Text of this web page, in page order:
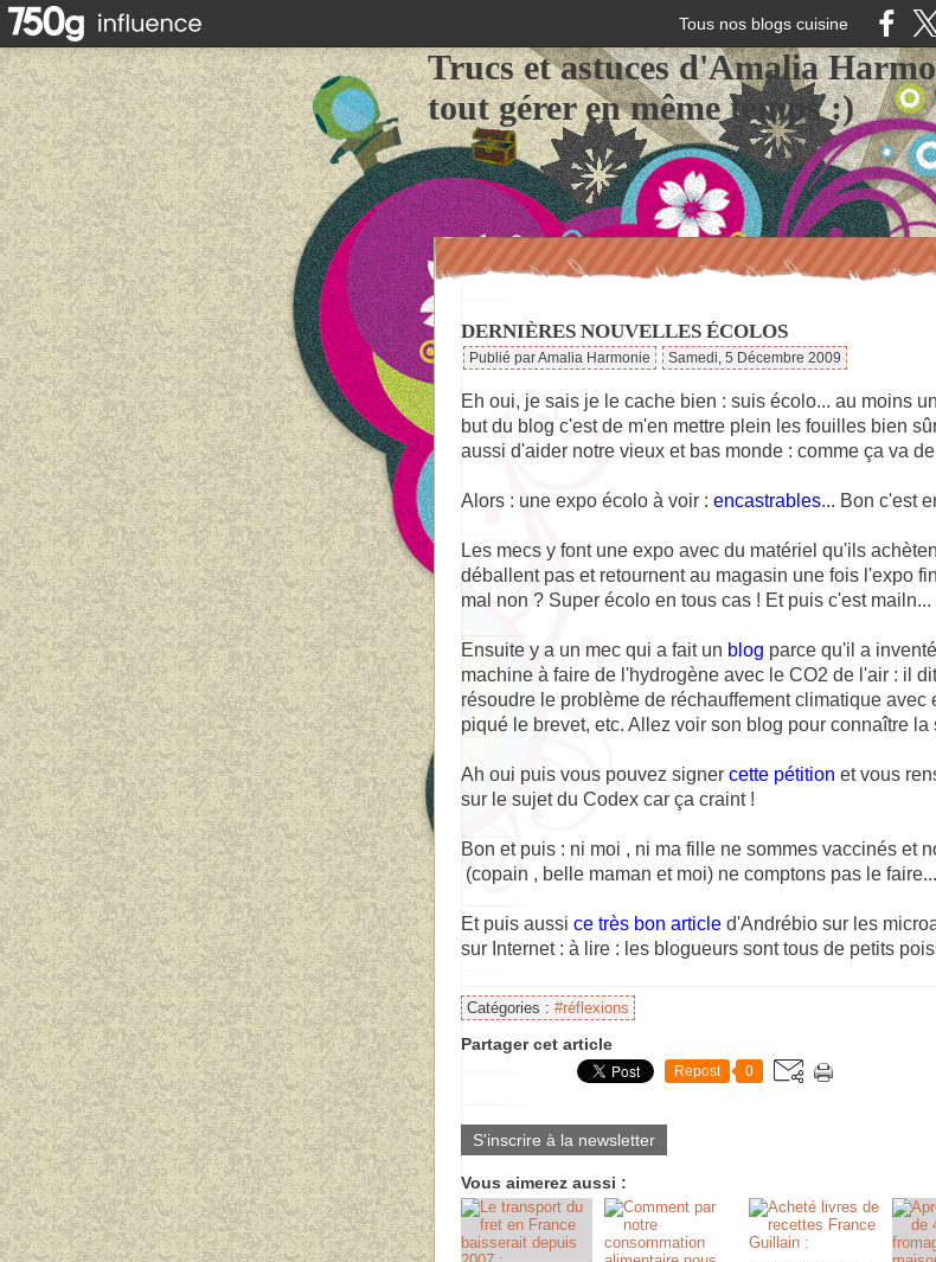
Tous nos blogs cuisine
Trucs et astuces d'Amalia
tout gérer en même temps :)
DERNIÈRES NOUVELLES ÉCOLOS
Publié par Amalia Harmonie Samedi, 5 Décembre 2009
Eh oui, je sais je le cache bien : suis écolo... au moins
but du blog c'est de m'en mettre plein les fouilles bien
aussi d'aider notre vieux et bas monde : comme ça va de
Alors : une expo écolo à voir : encastrables... Bon c'est
Les mecs y font une expo avec du matériel qu'ils
déballent pas et retournent au magasin une fois l'expo
mal non ? Super écolo en tous cas ! Et puis c'est mailn...
Ensuite y a un mec qui a fait un blog parce qu'il a
machine à faire de l'hydrogène avec le CO2 de l'air : il
résoudre le problème de réchauffement climatique avec
piqué le brevet, etc. Allez voir son blog pour connaître la
Ah oui puis vous pouvez signer cette pétition et vous
sur le sujet du Codex car ça craint !
Bon et puis : ni moi , ni ma fille ne sommes vaccinés et
(copain , belle maman et moi) ne comptons pas le faire...
Et puis aussi ce très bon article d'Andrébio sur les
sur Internet : à lire : les blogueurs sont tous de petits
Catégories : #réflexions
Partager cet article
Repost 0
S'inscrire à la newsletter
Vous aimerez aussi :